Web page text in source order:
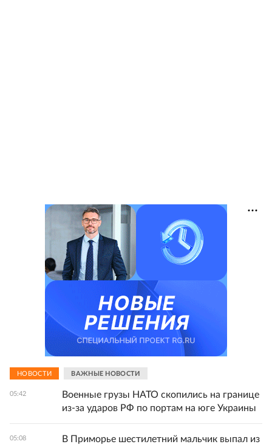
НОВОСТИ ВАЖНЫЕ НОВОСТИ
05:42
Военные грузы НАТО скопились на границе
из-за ударов РФ по портам на юге Украины
05:08
В Приморье шестилетний мальчик выпал из